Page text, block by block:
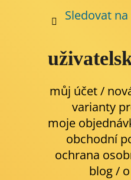
Sledovat
můj účet /
varianty
moje
obchodní
ochrana
blog/